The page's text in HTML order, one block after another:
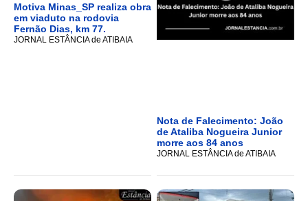
Motiva Minas_SP realiza obra
em viaduto na rodovia
Fernão Dias, km 77.
JORNAL ESTÂNCIA de ATIBAIA
Nota de Falecimento: João
de Ataliba Nogueira Junior
morre aos 84 anos
JORNAL ESTÂNCIA de ATIBAIA